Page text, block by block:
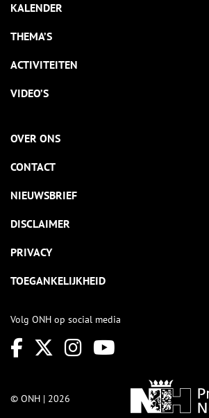
KALENDER
THEMA’S
ACTIVITEITEN
VIDEO’S
OVER ONS
CONTACT
NIEUWSBRIEF
DISCLAIMER
PRIVACY
TOEGANKELIJKHEID
Volg ONH op social media
© ONH | 2026